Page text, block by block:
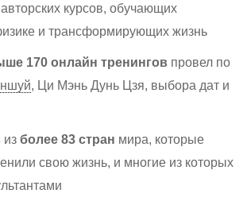
курсов, обучающих
и трансформирующих жизнь
170 онлайн тренингов провел по
, Ци Мэнь Дунь Цзя, выбора дат и
изболее 83 стран мира, которые
свою жизнь, и многие из которых